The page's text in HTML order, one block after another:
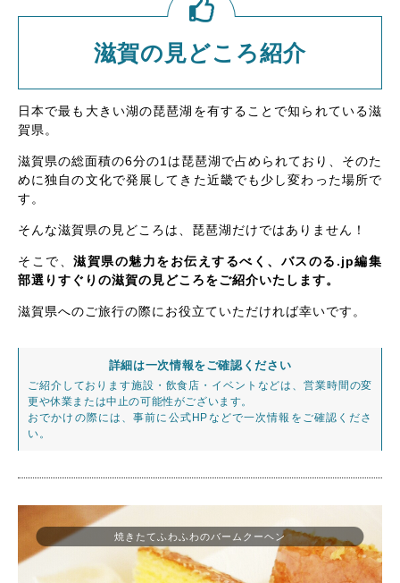
滋賀の見どころ紹介
日本で最も大きい湖の琵琶湖を有することで知られている滋
賀県。
滋賀県の総面積の6分の1は琵琶湖で占められており、そのた
めに独自の文化で発展してきた近畿でも少し変わった場所で
す。
そんな滋賀県の見どころは、琵琶湖だけではありません！
そこで、滋賀県の魅力をお伝えするべく、バスのる.jp編集
部選りすぐりの滋賀の見どころをご紹介いたします。
滋賀県へのご旅行の際にお役立ていただければ幸いです。
詳細は一次情報をご確認ください
ご紹介しております施設・飲食店・イベントなどは、営業時間の変
更や休業または中止の可能性がございます。
おでかけの際には、事前に公式HPなどで一次情報をご確認くださ
い。
焼きたてふわふわのバームクーヘン